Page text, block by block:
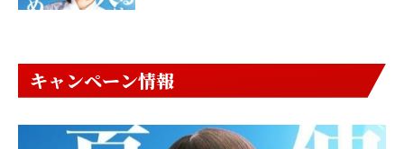
キャンペーン情報